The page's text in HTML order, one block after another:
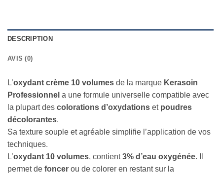
DESCRIPTION
AVIS (0)
L’oxydant crème 10 volumes de la marque Kerasoin
Professionnel a une formule universelle compatible avec
la plupart des colorations d’oxydations et poudres
décolorantes.
Sa texture souple et agréable simplifie l’application de vos
techniques.
L’oxydant 10 volumes, contient3% d’eau oxygénée. Il
permet de foncer ou de colorer en restant sur la